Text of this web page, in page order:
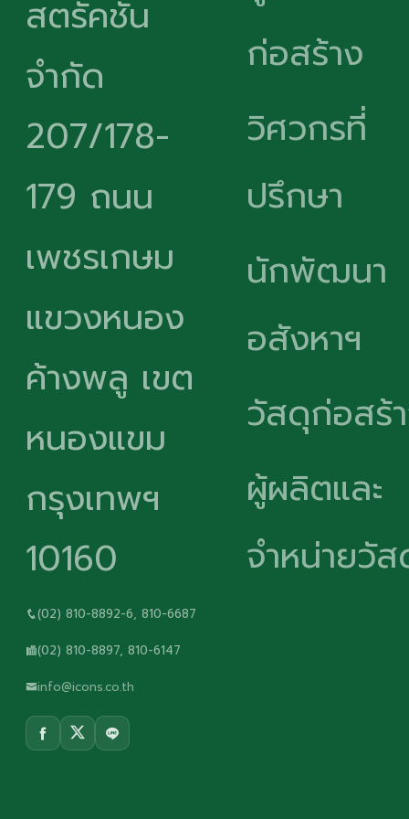
สตรัคชั่น
จำกัด
207/178-
179 ถนน
เพชรเกษม
แขวงหนอง
ค้างพลู เขต
หนองแขม
กรุงเทพฯ
10160
(02) 810-8892-6, 810-6687
(02) 810-8897, 810-6147
info@icons.co.th
ก่อสร้าง
วิศวกรที่
ปรึกษา
นักพัฒนา
อสังหาฯ
วัสดุก่อสร้
ผู้ผลิตและ
จำหน่ายวั